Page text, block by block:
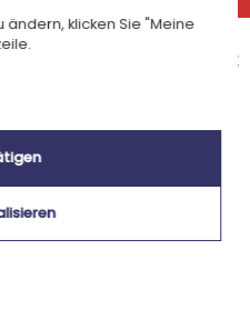
nach Hause
2026
15,95 €
je nach Ihrem Wohnort
dem Gewicht des Pakets
Über die genauen Kosten und
wir Sie, nachdem Sie Ihre
ändern, klicken Sie "Meine